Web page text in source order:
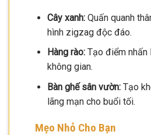
Cây xanh:Quấn quanh
hình zigzag độc đáo.
Hàng rào:Tạo điểm nhấn
không gian.
Bàn ghế sân vườn:Tạo
lãng mạn cho buổi tối.
Mẹo Nhỏ Cho Bạn